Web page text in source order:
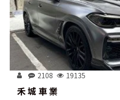
2108 19135
禾 城 車 業